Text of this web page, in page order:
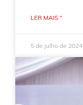
LER MAIS "
5 de julho de 2024